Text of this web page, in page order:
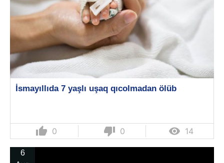
İsmayıllıda 7 yaşlı uşaq qıcolmadan ölüb
thumb_up 0 thumb_down 0  14
6